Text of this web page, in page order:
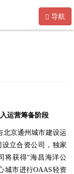
导航
运营筹备阶段
北京通州城市建设运
立合资公司，独家
将获得“海昌海洋公
城市进行OAAS轻资